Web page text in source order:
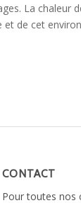
La chaleur
de cet
CONTACT
Pour toutes nos